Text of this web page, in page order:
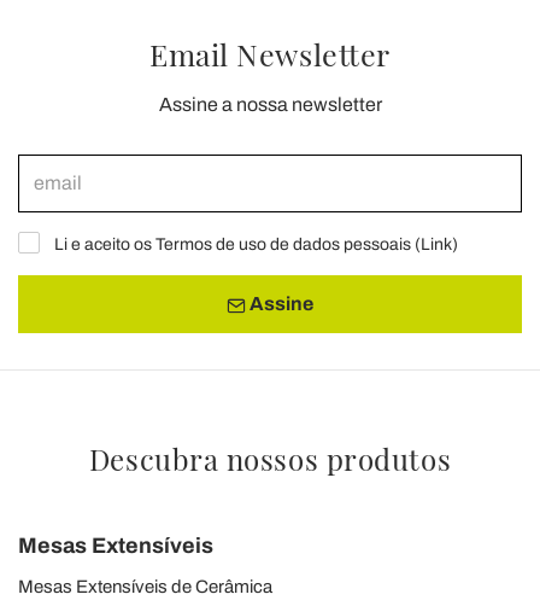
Email Newsletter
Assine a nossa newsletter
Li e aceito os Termos de uso de dados pessoais (Link)
Assine
Descubra nossos produtos
Mesas Extensíveis
Mesas Extensíveis de Cerâmica